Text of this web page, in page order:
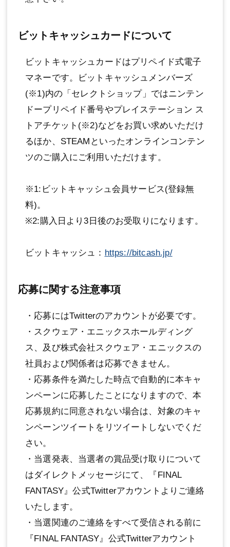
ビットキャッシュカードについて
ビットキャッシュカードはプリペイド式電子
マネーです。ビットキャッシュメンバーズ
(※1)内の「セレクトショップ」ではニンテン
ドープリペイド番号やプレイステーション ス
トアチケット(※2)などをお買い求めいただけ
るほか、STEAMといったオンラインコンテン
ツのご購入にご利用いただけます。
※1:ビットキャッシュ会員サービス(登録無
料)。
※2:購入日より3日後のお受取りになります。
ビットキャッシュ： https://bitcash.jp/
応募に関する注意事項
・応募にはTwitterのアカウントが必要です。
・スクウェア・エニックスホールディング
ス、及び株式会社スクウェア・エニックスの
社員および関係者は応募できません。
・応募条件を満たした時点で自動的に本キャ
ンペーンに応募したことになりますので、本
応募規約に同意されない場合は、対象のキャ
ンペーンツイートをリツイートしないでくだ
さい。
・当選発表、当選者の賞品受け取りについて
はダイレクトメッセージにて、『FINAL
FANTASY』公式Twitterアカウントよりご連絡
いたします。
・当選関連のご連絡をすべて受信される前に
『FINAL FANTASY』公式Twitterアカウント